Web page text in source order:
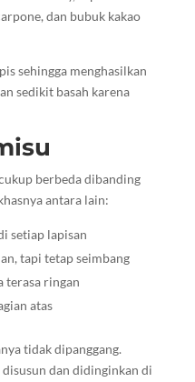
dan bubuk kakao
sehingga menghasilkan
sedikit basah karena
berbeda dibanding
antara lain:
setiap lapisan
tapi tetap seimbang
terasa ringan
atas
tidak dipanggang.
dan didinginkan di